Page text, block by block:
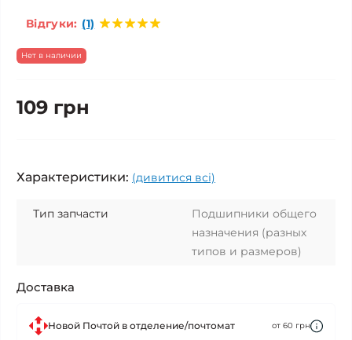
Відгуки: (1)
Нет в наличии
109 грн
Характеристики: (дивитися всі)
Тип запчасти
Подшипники общего
назначения (разных
типов и размеров)
Доставка
Новой Почтой в отделение/почтомат от 60 грн